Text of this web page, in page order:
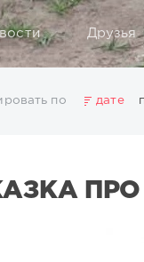
Друзья
по дате